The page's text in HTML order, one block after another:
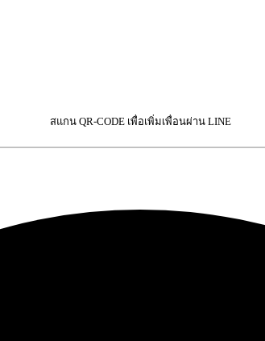
สแกน QR-CODE เพื่อเพิ่มเพื่อนผ่าน LINE